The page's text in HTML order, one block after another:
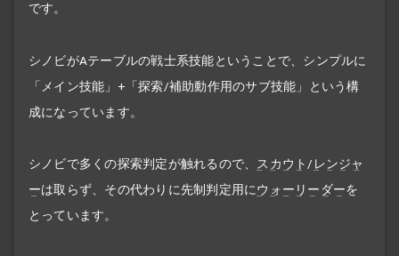
です。
シノビがAテーブルの戦士系技能ということで、シンプルに
「メイン技能」+「探索/補助動作用のサブ技能」という構
成になっています。
シノビで多くの探索判定が触れるので、 スカウト/ レンジャ
ーは取らず、その代わりに先制判定用にウォーリーダーを
とっています。